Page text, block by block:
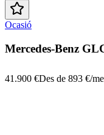
Ocasió
Mercedes-Benz
41.900 €Des de 893 €/